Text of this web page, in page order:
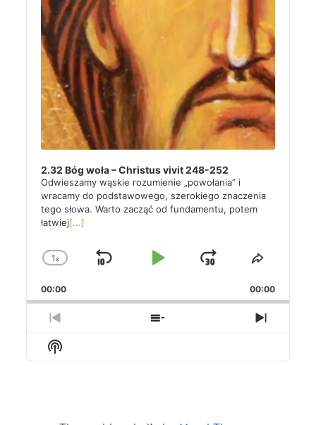
2.32 Bóg woła – Christus vivit 248-252
Odwieszamy wąskie rozumienie „powołania” i
wracamy do podstawowego, szerokiego znaczenia
tego słowa. Warto zacząć od fundamentu, potem
łatwiej[...]
Change
Rate
1x
Skip
Play
Jump
Forward
Share
Episode
00:00 00:00
Previous
Episode
Show
Next
Show
Podcast